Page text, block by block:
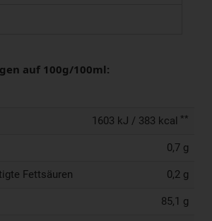
auf 100g/100ml:
1603 kJ / 383 kcal **
0,7 g
Fettsäuren 0,2 g
85,1 g